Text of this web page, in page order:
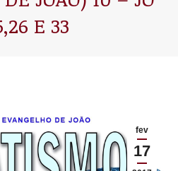
E 33
fev
17